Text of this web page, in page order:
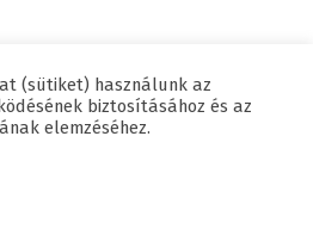
| ALL RIGHTS RESERVED
(sütiket) használunk az
biztosításához és az
elemzéséhez.